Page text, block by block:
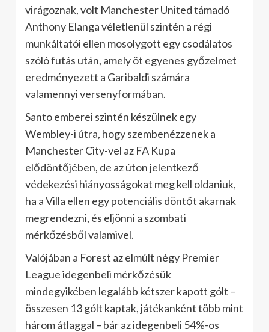
virágoznak, volt Manchester United támadó
Anthony Elanga véletlenül szintén a régi
munkáltatói ellen mosolygott egy csodálatos
szóló futás után, amely öt egyenes győzelmet
eredményezett a Garibaldi számára
valamennyi versenyformában.
Santo emberei szintén készülnek egy
Wembley-i útra, hogy szembenézzenek a
Manchester City-vel az FA Kupa
elődöntőjében, de az úton jelentkező
védekezési hiányosságokat meg kell oldaniuk,
ha a Villa ellen egy potenciális döntőt akarnak
megrendezni, és eljönni a szombati
mérkőzésből valamivel.
Valójában a Forest az elmúlt négy Premier
League idegenbeli mérkőzésük
mindegyikében legalább kétszer kapott gólt –
összesen 13 gólt kaptak, játékanként több mint
három átlaggal – bár az idegenbeli 54%-os